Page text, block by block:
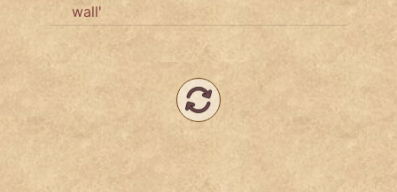
nagyöreg
NapHold
pszichopati
wall'